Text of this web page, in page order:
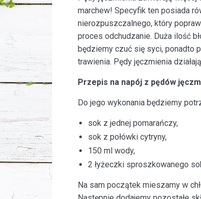
marchew! Specyfik ten posiada
nierozpuszczalnego, który
proces odchudzanie. Duża ilość
będziemy czuć się syci, ponadto
trawienia. Pędy jęczmienia
Przepis na napój z pędów
Do jego wykonania będziemy
sok z jednej pomarańczy,
sok z połówki cytryny,
150 ml wody,
2 łyżeczki sproszkowanego
Na sam początek mieszamy w